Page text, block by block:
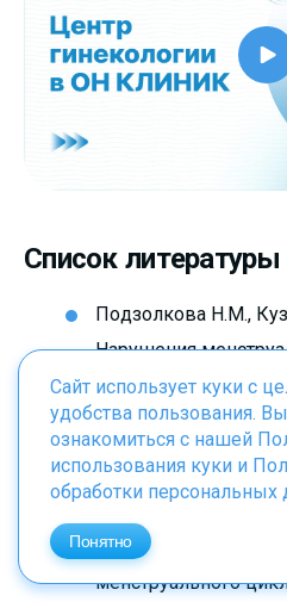
Список литературы
Подзолкова Н.М.,
Нарушения
правильного
лечению.
медицине.
10.47407/
Дьяконов С.А.,
менструального
Сайт использует куки с
удобства пользования.
ознакомиться с нашей
использования куки и
обработки персональных
Понятно